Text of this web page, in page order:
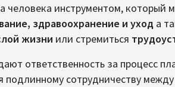
человека инструментом, который
здравоохранение и уход а
жизни или стремиться
ответственность за процесс
подлинному сотрудничеству